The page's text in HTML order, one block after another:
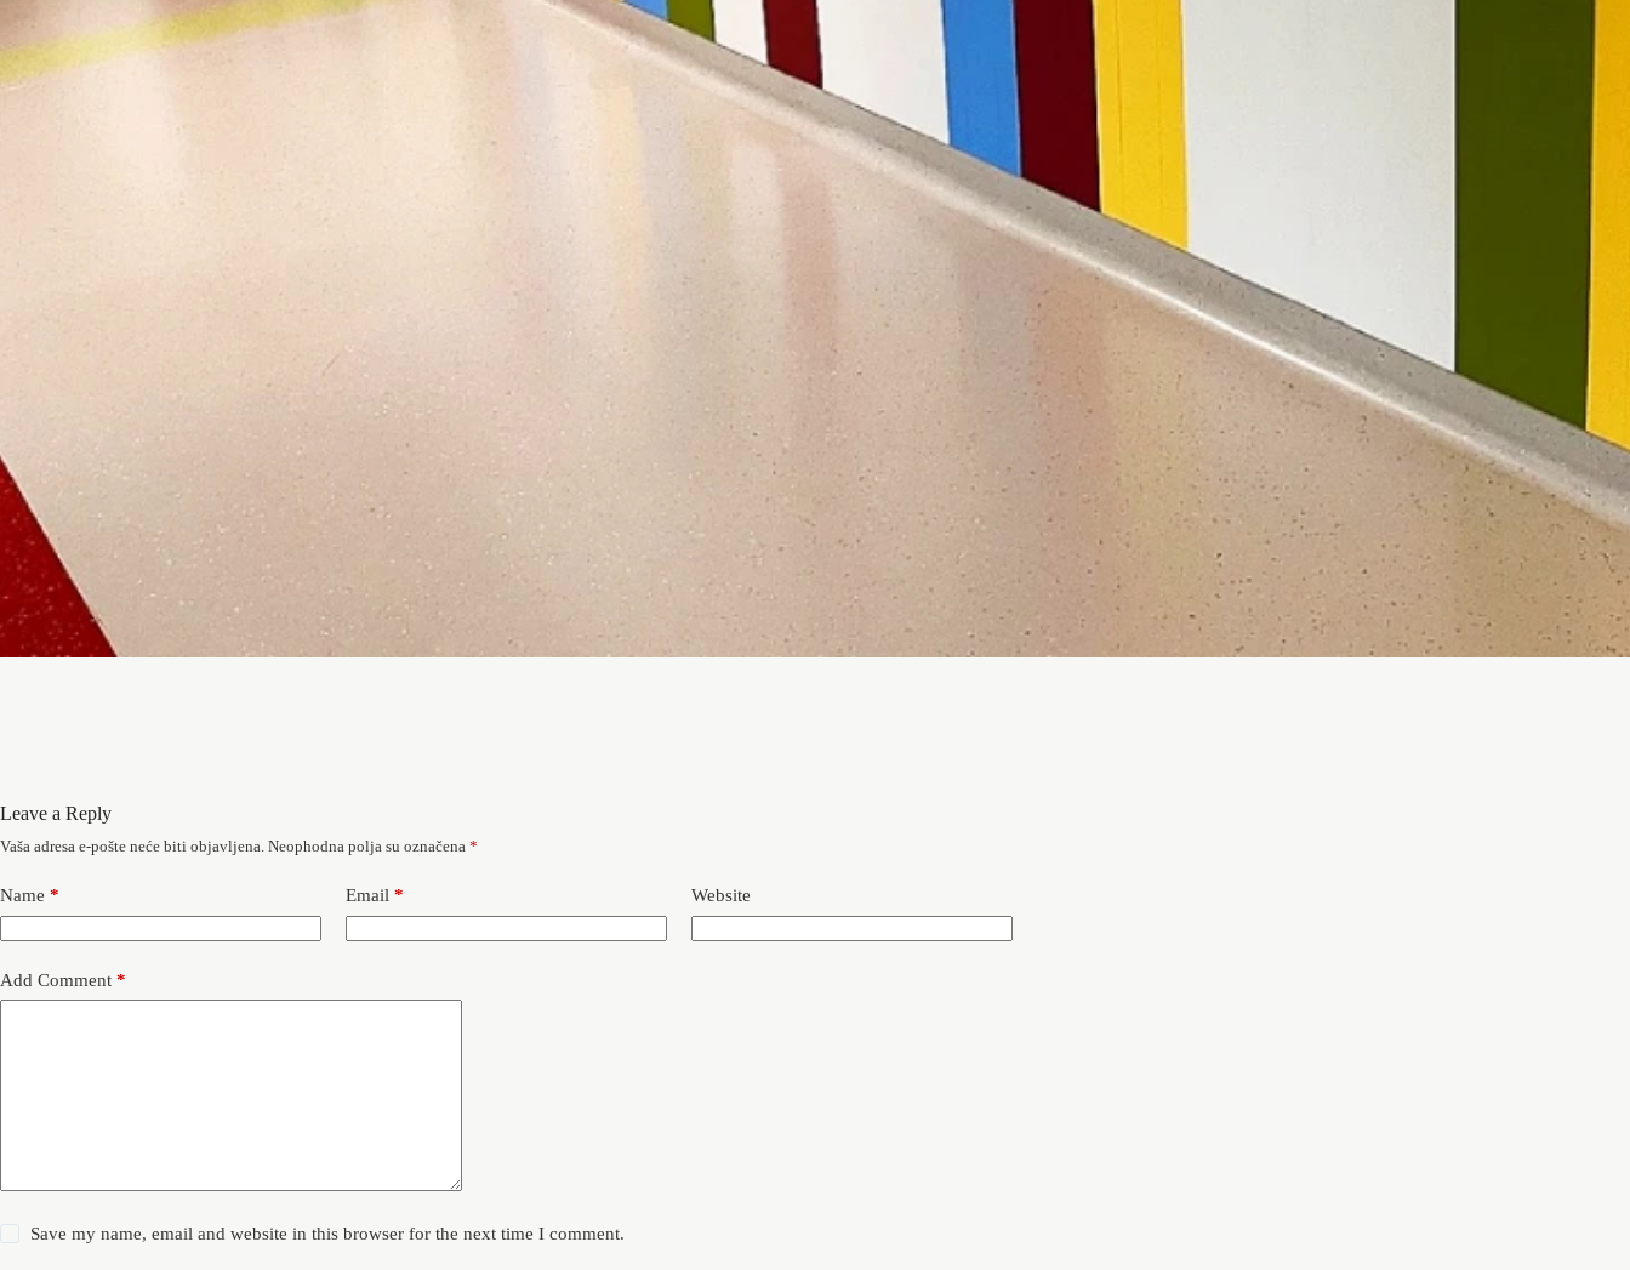
Leave a Reply
Vaša adresa e-pošte neće biti objavljena. Neophodna polja su označena *
Name * Email * Website
Add Comment *
Save my name, email and website in this browser for the next time I comment.